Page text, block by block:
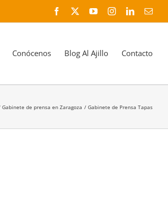
Facebook YouTubeInstagramLinkedIn
Conócenos Blog Al Ajillo Contacto
Gabinete de prensa en Zaragoza Gabinete de Prensa Tapas